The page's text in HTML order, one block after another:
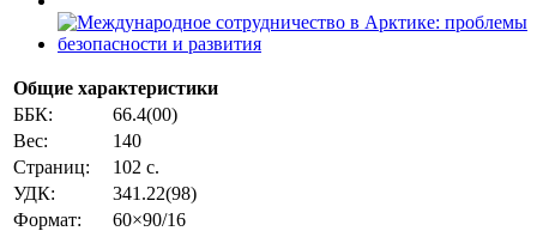
Общие характеристики
ББК:
66.4(00)
Вес:
140
Страниц:
102 с.
УДК:
341.22(98)
Формат:
60×90/16